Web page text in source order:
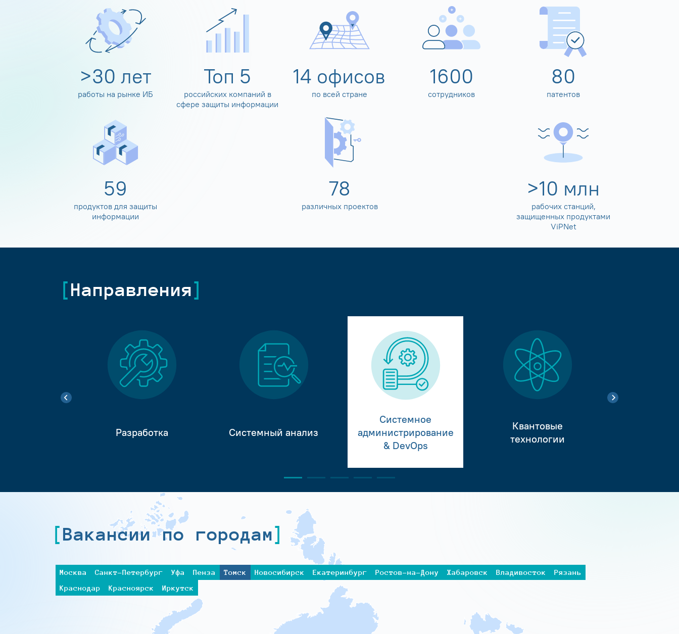
>30 лет
работы на рынке ИБ
Топ 5
российских компаний в
сфере защиты информации
14 офисов
по всей стране
1600
сотрудников
80
патентов
60
продуктов для защиты
информации
80
различных проектов
>10 млн
рабочих станций,
защищенных продуктами
ViPNet
Направления
Разработка Системный анализ
Системное
администрирование
& DevOps
Квантовые
технологии
Вакансии по городам
Москва Санкт-Петербург Уфа Пенза Томск Новосибирск Екатеринбург Ростов-на-Дону Хабаровск Владивосток
Рязань
Краснодар
Красноярск Иркутск